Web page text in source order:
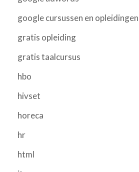
google cursussen en opleidingen
gratis opleiding
gratis taalcursus
hbo
hivset
horeca
hr
html